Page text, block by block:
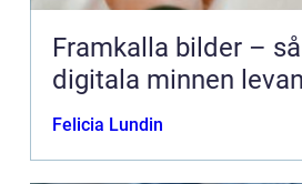
Framkalla bilder –
digitala minnen
Felicia Lundin